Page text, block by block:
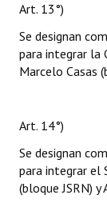
Art. 13°)
Se designan
para integrar la
Marcelo Casas
Art. 14°)
Se designan
para integrar el
(bloque JSRN) y